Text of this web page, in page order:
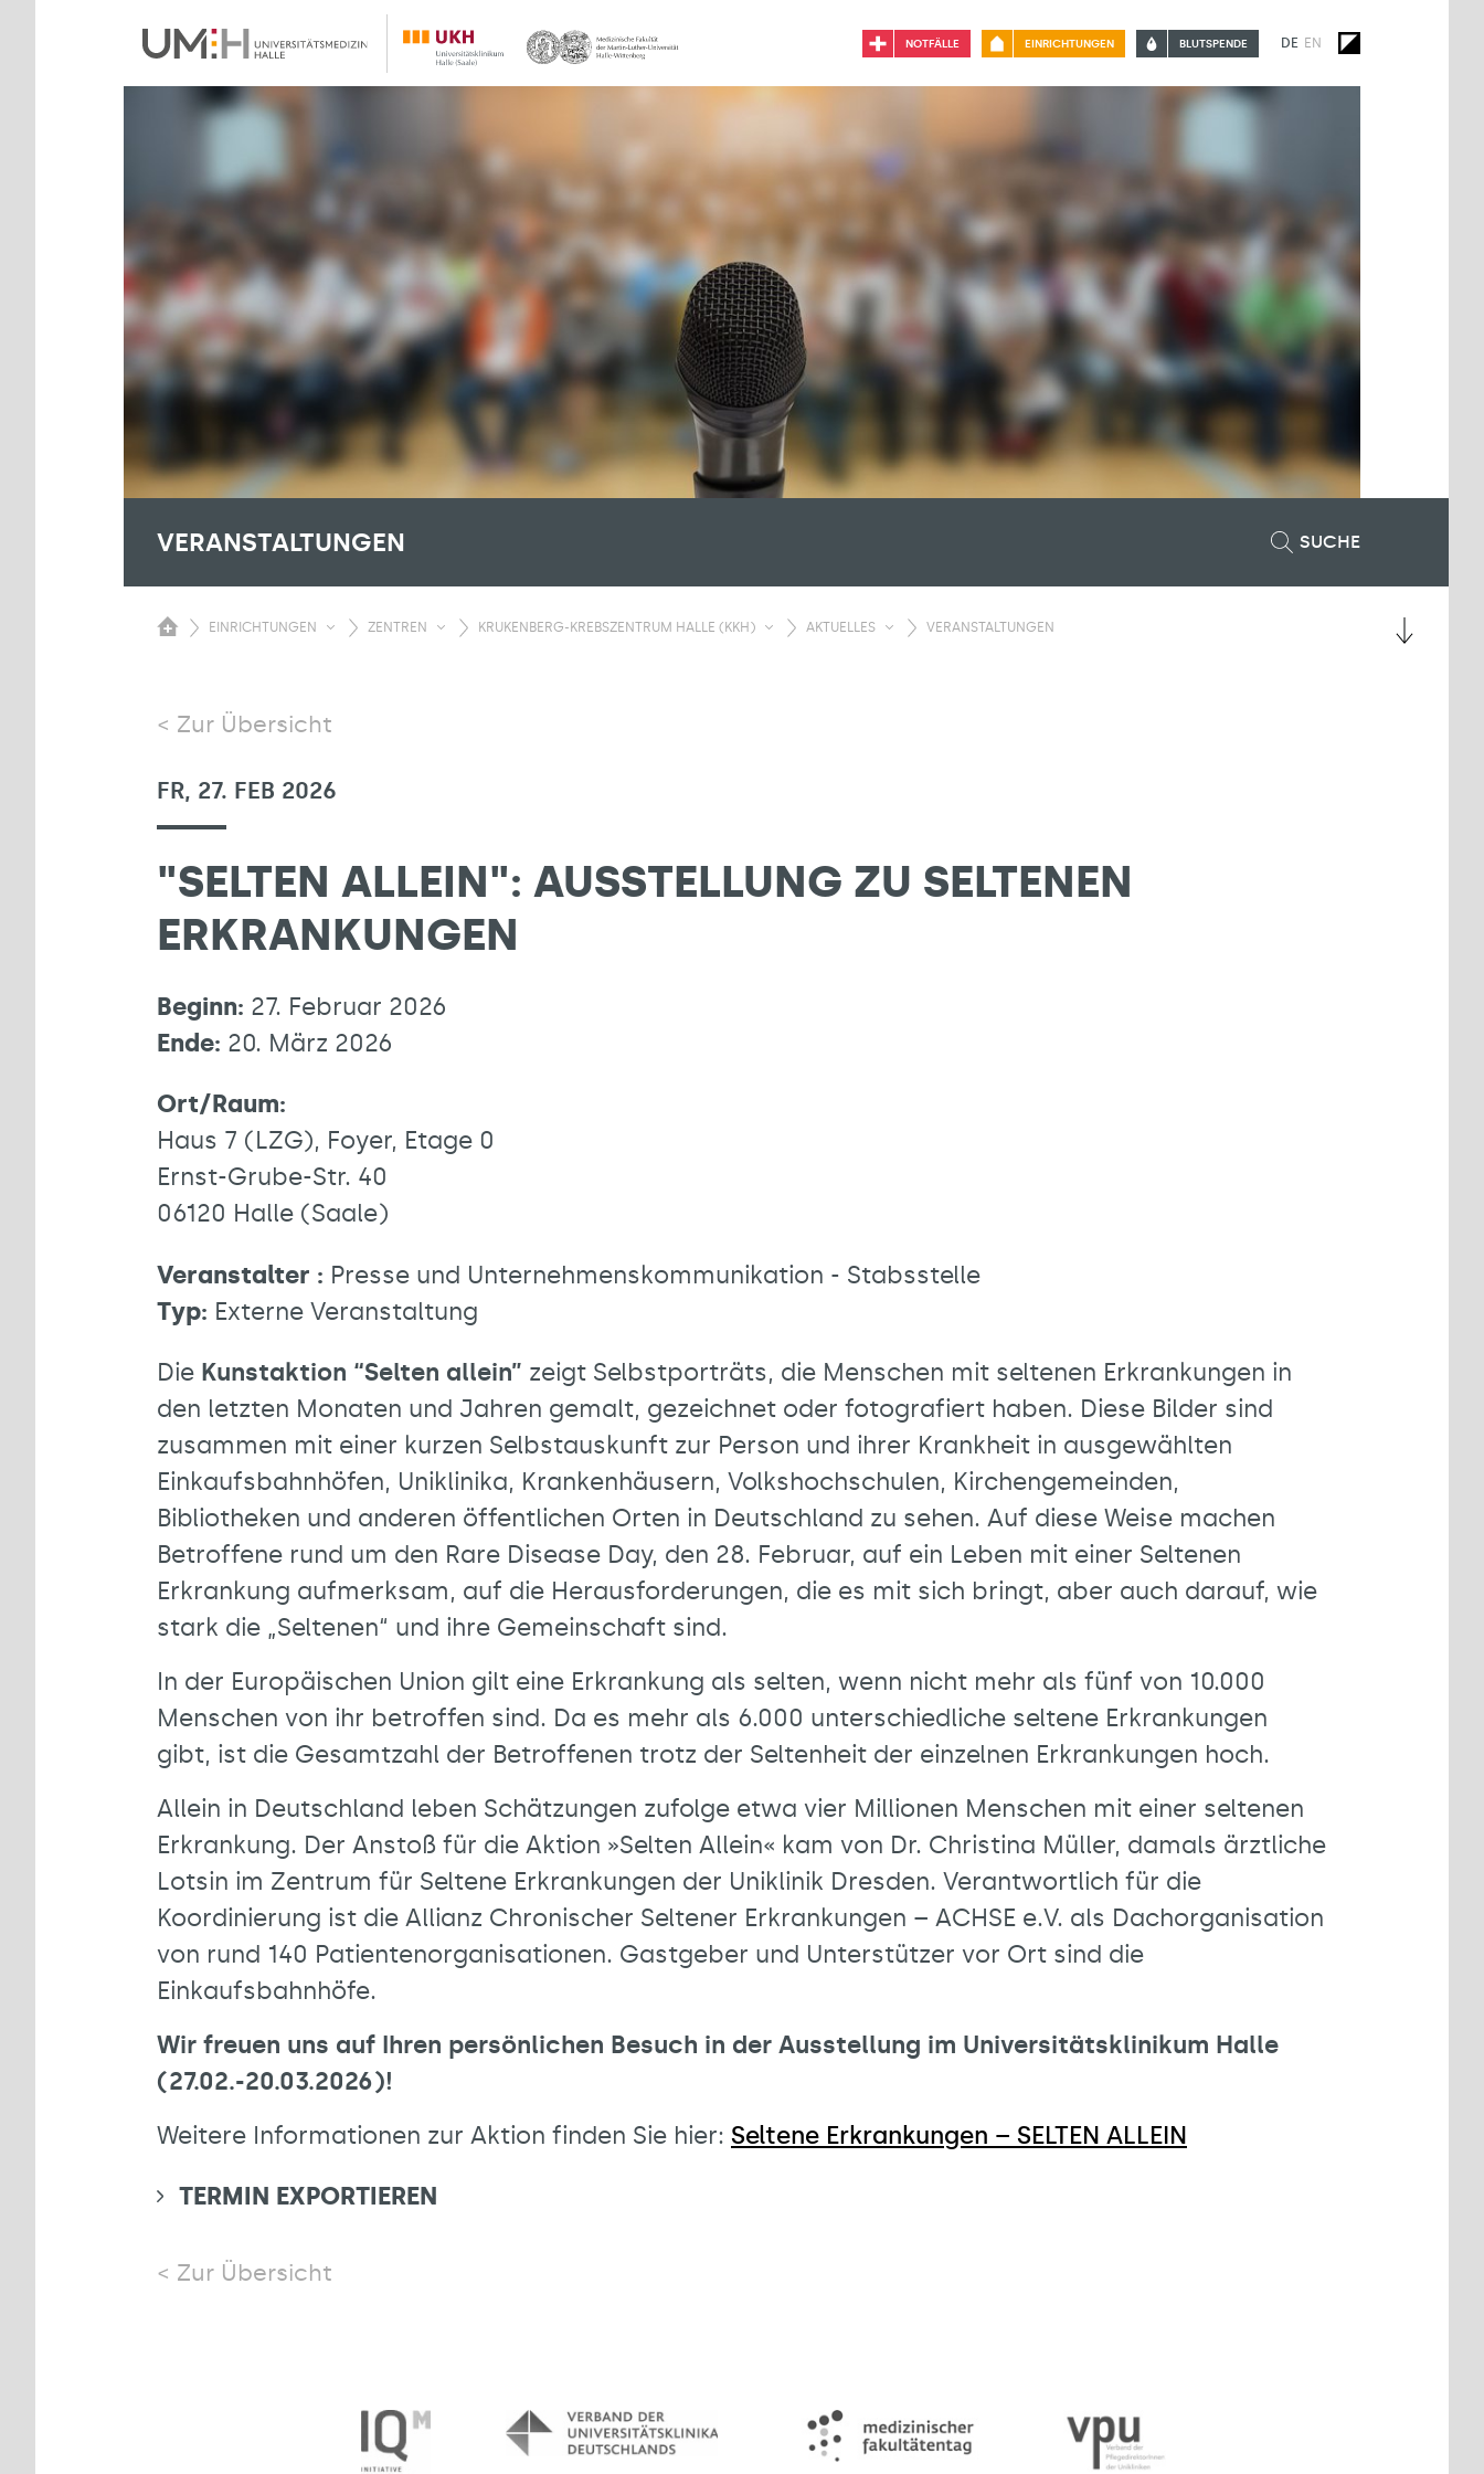
NOTFÄLLE EINRICHTUNGEN BLUTSPENDE DE EN
VERANSTALTUNGEN SUCHE
EINRICHTUNGEN ZENTREN KRUKENBERG-KREBSZENTRUM HALLE (KKH) AKTUELLES VERANSTALTUNGEN
Zur Übersicht
FR, 27. FEB 2026
"SELTEN ALLEIN": AUSSTELLUNG ZU SELTENEN
ERKRANKUNGEN
Beginn: 27. Februar 2026
Ende: 20. März 2026
Ort/Raum:
Haus 7 (LZG), Foyer, Etage 0
Ernst-Grube-Str. 40
06120 Halle (Saale)
Veranstalter : Presse und Unternehmenskommunikation - Stabsstelle
Typ: Externe Veranstaltung
Die Kunstaktion “Selten allein” zeigt Selbstporträts, die Menschen mit seltenen Erkrankungen in
den letzten Monaten und Jahren gemalt, gezeichnet oder fotografiert haben. Diese Bilder sind
zusammen mit einer kurzen Selbstauskunft zur Person und ihrer Krankheit in ausgewählten
Einkaufsbahnhöfen, Uniklinika, Krankenhäusern, Volkshochschulen, Kirchengemeinden,
Bibliotheken und anderen öffentlichen Orten in Deutschland zu sehen. Auf diese Weise machen
Betroffene rund um den Rare Disease Day, den 28. Februar, auf ein Leben mit einer Seltenen
Erkrankung aufmerksam, auf die Herausforderungen, die es mit sich bringt, aber auch darauf, wie
stark die „Seltenen“ und ihre Gemeinschaft sind.
In der Europäischen Union gilt eine Erkrankung als selten, wenn nicht mehr als fünf von 10.000
Menschen von ihr betroffen sind. Da es mehr als 6.000 unterschiedliche seltene Erkrankungen
gibt, ist die Gesamtzahl der Betroffenen trotz der Seltenheit der einzelnen Erkrankungen hoch.
Allein in Deutschland leben Schätzungen zufolge etwa vier Millionen Menschen mit einer seltenen
Erkrankung. Der Anstoß für die Aktion »Selten Allein« kam von Dr. Christina Müller, damals ärztliche
Lotsin im Zentrum für Seltene Erkrankungen der Uniklinik Dresden. Verantwortlich für die
Koordinierung ist die Allianz Chronischer Seltener Erkrankungen – ACHSE e.V. als Dachorganisation
von rund 140 Patientenorganisationen. Gastgeber und Unterstützer vor Ort sind die
Einkaufsbahnhöfe.
Wir freuen uns auf Ihren persönlichen Besuch in der Ausstellung im Universitätsklinikum Halle
(27.02.-20.03.2026)!
Weitere Informationen zur Aktion finden Sie hier: Seltene Erkrankungen – SELTEN ALLEIN
TERMIN EXPORTIEREN
Zur Übersicht